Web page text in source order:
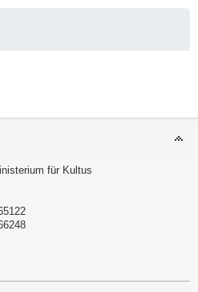
für Kultus